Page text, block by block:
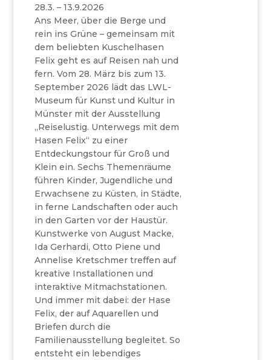
28.3. – 13.9.2026
Ans Meer, über die Berge und
rein ins Grüne – gemeinsam mit
dem beliebten Kuschelhasen
Felix geht es auf Reisen nah und
fern. Vom 28. März bis zum 13.
September 2026 lädt das LWL-
Museum für Kunst und Kultur in
Münster mit der Ausstellung
„Reiselustig. Unterwegs mit dem
Hasen Felix“ zu einer
Entdeckungstour für Groß und
Klein ein. Sechs Themenräume
führen Kinder, Jugendliche und
Erwachsene zu Küsten, in Städte,
in ferne Landschaften oder auch
in den Garten vor der Haustür.
Kunstwerke von August Macke,
Ida Gerhardi, Otto Piene und
Annelise Kretschmer treffen auf
kreative Installationen und
interaktive Mitmachstationen.
Und immer mit dabei: der Hase
Felix, der auf Aquarellen und
Briefen durch die
Familienausstellung begleitet. So
entsteht ein lebendiges